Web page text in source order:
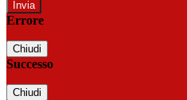
Errore
Chiudi
Successo
Chiudi